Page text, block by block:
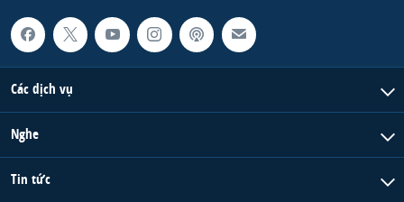
Các dịch vụ
Nghe
Tin tức